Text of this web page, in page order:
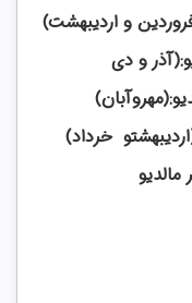
و اردیبهشت)
و دی
خرداد)